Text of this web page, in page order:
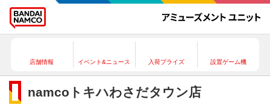
店舗情報 イベント&ニュース 入荷プライズ 設置ゲーム機
namcoトキハわさだタウン店